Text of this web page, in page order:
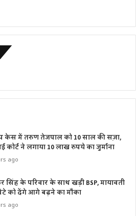
केस में तरुण तेजपाल को 10 साल की सज़ा,
कोर्ट ने लगाया 10 लाख रुपये का जुर्माना
ago
सिंह के परिवार के साथ खड़ी BSP, मायावती
को देंगे आगे बढ़ने का मौका
ago